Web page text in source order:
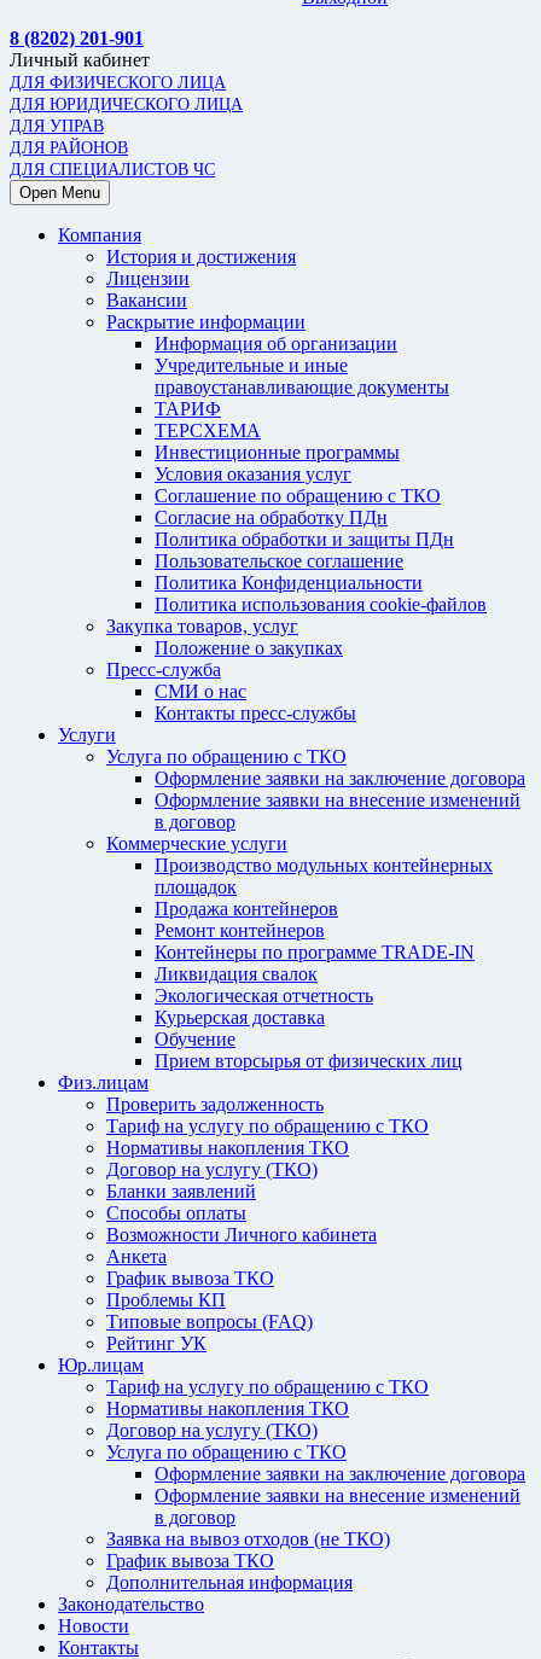
8 (8202) 201-901
Личный кабинет
ДЛЯ ФИЗИЧЕСКОГО ЛИЦА
ДЛЯ ЮРИДИЧЕСКОГО ЛИЦА
ДЛЯ УПРАВ
ДЛЯ РАЙОНОВ
ДЛЯ СПЕЦИАЛИСТОВ ЧС
Open Menu
Компания
История и достижения
Лицензии
Вакансии
Раскрытие информации
Информация об организации
Учредительные и иные
правоустанавливающие документы
ТАРИФ
ТЕРСХЕМА
Инвестиционные программы
Условия оказания услуг
Соглашение по обращению с ТКО
Согласие на обработку ПДн
Политика обработки и защиты ПДн
Пользовательское соглашение
Политика Конфиденциальности
Политика использования cookie-файлов
Закупка товаров, услуг
Положение о закупках
Пресс-служба
СМИ о нас
Контакты пресс-службы
Услуги
Услуга по обращению с ТКО
Оформление заявки на заключение договора
Оформление заявки на внесение изменений
в договор
Коммерческие услуги
Производство модульных контейнерных
площадок
Продажа контейнеров
Ремонт контейнеров
Контейнеры по программе TRADE-IN
Ликвидация свалок
Экологическая отчетность
Курьерская доставка
Обучение
Прием вторсырья от физических лиц
Физ.лицам
Проверить задолженность
Тариф на услугу по обращению с ТКО
Нормативы накопления ТКО
Договор на услугу (ТКО)
Бланки заявлений
Способы оплаты
Возможности Личного кабинета
Анкета
График вывоза ТКО
Проблемы КП
Типовые вопросы (FAQ)
Рейтинг УК
Юр.лицам
Тариф на услугу по обращению с ТКО
Нормативы накопления ТКО
Договор на услугу (ТКО)
Услуга по обращению с ТКО
Оформление заявки на заключение договора
Оформление заявки на внесение изменений
в договор
Заявка на вывоз отходов (не ТКО)
График вывоза ТКО
Дополнительная информация
Законодательство
Новости
Контакты